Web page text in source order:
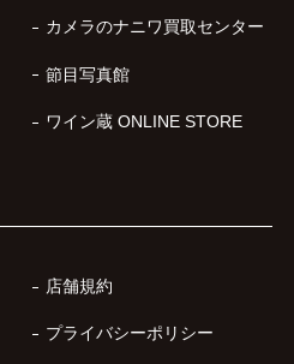
カメラのナニワ買取センター
節目写真館
ワイン蔵 ONLINE STORE
店舗規約
プライバシーポリシー